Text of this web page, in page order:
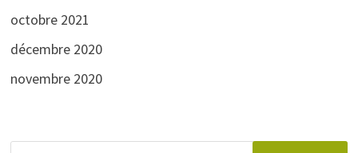
octobre 2021
décembre 2020
novembre 2020